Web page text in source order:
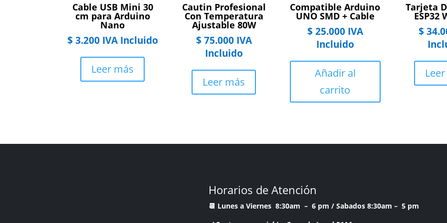
Cable USB Mini 30
cm para Arduino
Nano
$3.200 IVA Incluido
Leer más
Cautin Profesional
Con Temperatura
Ajustable 80W
$75.000 IVA
Incluido
Leer más
Compatible Arduino
UNO SMD + Cable
$25.000 IVA
Incluido
Añadir al
carrito
Tarjeta
ESP32
$
Horarios de Atención
📆 Lunes a Viernes 8:30am – 6 pm / Sabados 8:30am – 5 pm